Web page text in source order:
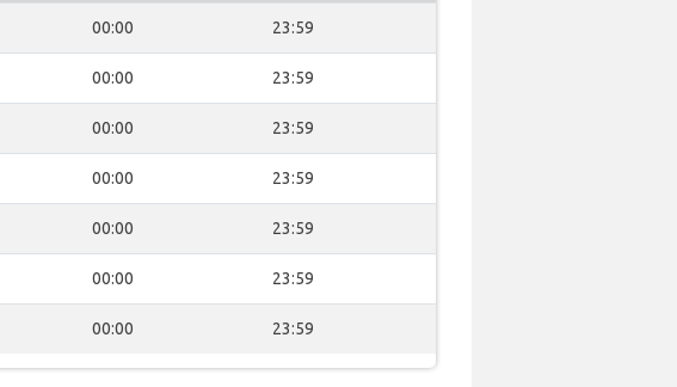
00:00 23:59
00:00 23:59
00:00 23:59
00:00 23:59
00:00 23:59
00:00 23:59
00:00 23:59